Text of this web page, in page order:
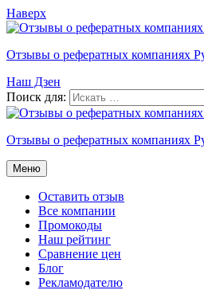
Наверх
Отзывы о рефератных компаниях
Наш Дзен
Поиск для:
Отзывы о рефератных компаниях
Меню
Оставить отзыв
Все компании
Промокоды
Наш рейтинг
Сравнение цен
Блог
Рекламодателю